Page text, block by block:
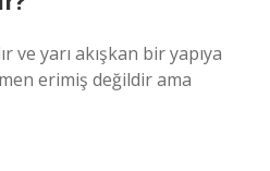
ve yarı akışkan bir yapıya
erimiş değildir ama